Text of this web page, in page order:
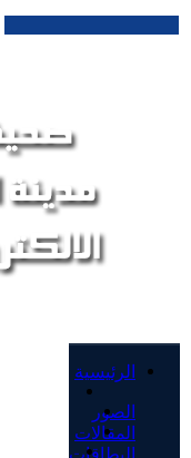
الرئيسية
الصور
المقالات
البطاقات